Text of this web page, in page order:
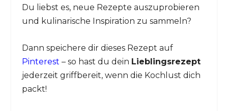
Du liebst es, neue Rezepte auszuprobieren
und kulinarische Inspiration zu sammeln?
Dann speichere dir dieses Rezept auf
Pinterest – so hast du dein Lieblingsrezept
jederzeit griffbereit, wenn die Kochlust dich
packt!